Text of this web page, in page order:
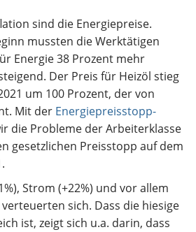
sind die Energiepreise.
mussten die Werktätigen
Energie 38 Prozent mehr
Der Preis für Heizöl stieg
um 100 Prozent, der von
Mit der Energiepreisstopp-
die Probleme der Arbeiterklasse
gesetzlichen Preisstopp auf dem
Strom (+22%) und vor allem
sich. Dass die hiesige
ist, zeigt sich u.a. darin, dass